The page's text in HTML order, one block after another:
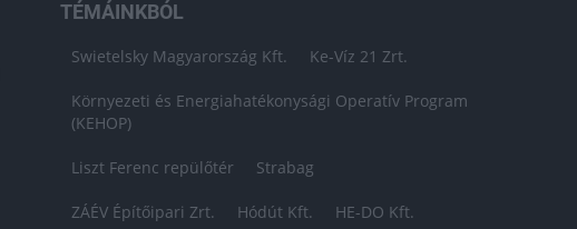
TÉMÁINKBÓL
Swietelsky Magyarország Kft. Ke-Víz 21 Zrt.
Környezeti és Energiahatékonysági Operatív Program
(KEHOP)
Liszt Ferenc repülőtér Strabag
ZÁÉV Építőipari Zrt. Hódút Kft. HE-DO Kft.